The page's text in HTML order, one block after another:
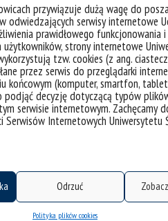
przywiązuje dużą wagę do
odwiedzających serwisy internetowe
prawidłowego funkcjonowania
strony internetowe
tzw. cookies (z ang.
przez serwis do przeglądarki
końcowym (komputer, smartfon,
podjąć decyzję dotyczącą typów
serwisie internetowym. Zachęcamy
Serwisów Internetowych Uniwersytetu
Odrzuć
Polityka plików cookies
są rodzaje tego
naruszenie.
o prawie autorskim i
przeciwko
w postaci więzi twórcy